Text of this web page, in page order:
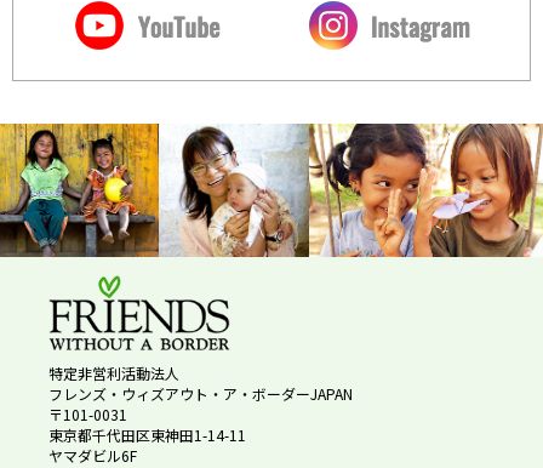
特定非営利活動法人
フレンズ・ウィズアウト・ア・ボーダーJAPAN
〒101-0031
東京都千代田区東神田1-14-11
ヤマダビル6F